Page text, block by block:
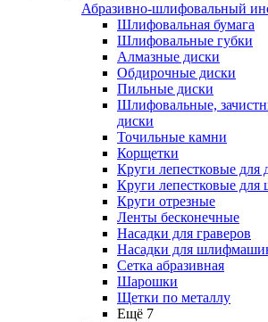
Абразивно-шлифовальный
Шлифовальная бумага
Шлифовальные губки
Алмазные диски
Обдирочные диски
Пильные диски
Шлифовальные,
диски
Точильные камни
Корщетки
Круги лепестковые для
Круги лепестковые
Круги отрезные
Ленты бесконечные
Насадки для граверов
Насадки для
Сетка абразивная
Шарошки
Щетки по металлу
Ещё 7